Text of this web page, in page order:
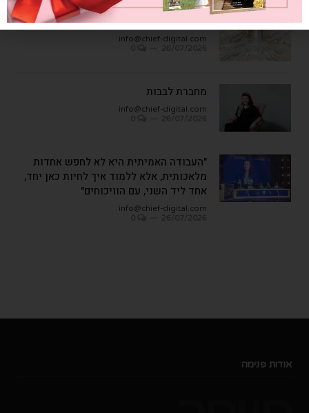
שער הדמעות
info@chief-digital.com
מחברת לבבות
info@chief-digital.com
"העבודה האמיתית היא לא לחפש אחדות
מלאכותית, אלא ללמוד איך לחיות כאן יחד,
אחד ליד השני, עם הוויכוחים"
info@chief-digital.com
אודות פנימה